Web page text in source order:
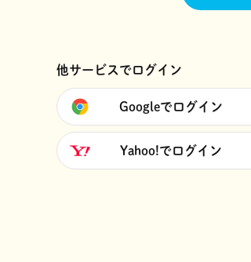
他サービスでログイン
Googleでログイン
Yahoo!でログイン